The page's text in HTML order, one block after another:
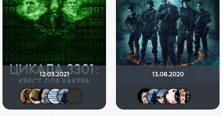
12.03.2021
Mad_Max
vadim7791id1565860
Виктор Хрептович
13.08.2020